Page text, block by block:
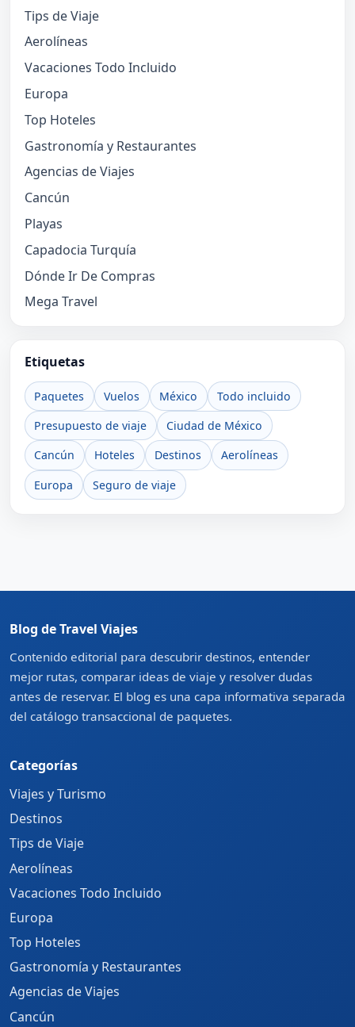
Tips de Viaje
Aerolíneas
Vacaciones Todo Incluido
Europa
Top Hoteles
Gastronomía y Restaurantes
Agencias de Viajes
Cancún
Playas
Capadocia Turquía
Dónde Ir De Compras
Mega Travel
Etiquetas
Paquetes Vuelos México
Todo incluido
Presupuesto de viaje
Ciudad de México
Cancún
Hoteles Destinos
Aerolíneas
Europa
Seguro de viaje
Blog de Travel Viajes
Contenido editorial para descubrir destinos, entender
mejor rutas, comparar ideas de viaje y resolver dudas
antes de reservar. El blog es una capa informativa separada
del catálogo transaccional de paquetes.
Categorías
Viajes y Turismo
Destinos
Tips de Viaje
Aerolíneas
Vacaciones Todo Incluido
Europa
Top Hoteles
Gastronomía y Restaurantes
Agencias de Viajes
Cancún